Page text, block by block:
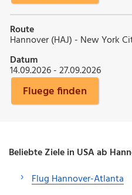
Route
Hannover (HAJ) - New York
Datum
14.09.2026 - 27.09.2026
Fluege finden
Beliebte Ziele in USA ab
Flug Hannover-Atlanta